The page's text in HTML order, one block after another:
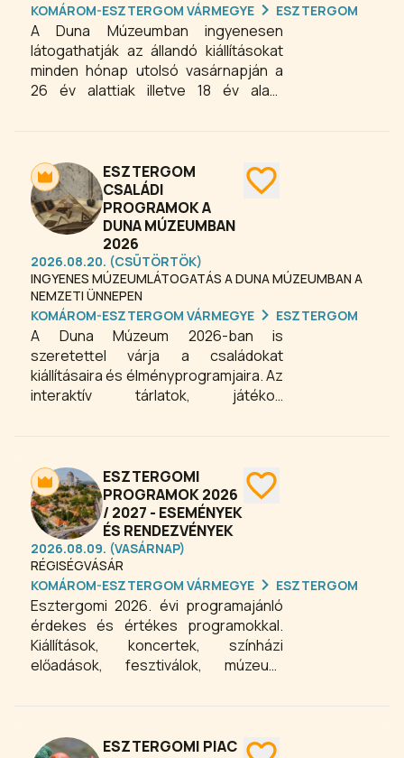
KOMÁROM-ESZTERGOM VÁRMEGYE
ESZTERGOM
A Duna Múzeumban ingyenesen
látogathatják az állandó kiállításokat
minden hónap utolsó vasárnapján a
26 év alattiak illetve 18 év alatti
hozzátartozóval (magyar és EGT
ünnepeken (március 15., augusztus
20., október 23.) a Duna Múzeumban
minden kiállítást ingyenesen
tekinthetnek meg a látogatók.
ESZTERGOM
CSALÁDI
PROGRAMOK A
DUNA MÚZEUMBAN
2026
2026.08.20. (CSÜTÖRTÖK)
INGYENES MÚZEUMLÁTOGATÁS A DUNA MÚZEUMBAN A
NEMZETI ÜNNEPEN
KOMÁROM-ESZTERGOM VÁRMEGYE
ESZTERGOM
A Duna Múzeum 2026-ban is
szeretettel várja a családokat
kiállításaira és élményprogramjaira. Az
interaktív tárlatok, játékos
tematikus rendezvények izgalmas
természet világát. A programok
minden korosztálynak tartalmas
kikapcsolódást kínálnak.
ESZTERGOMI
PROGRAMOK 2026
/ 2027 - ESEMÉNYEK
ÉS RENDEZVÉNYEK
2026.08.09. (VASÁRNAP)
RÉGISÉGVÁSÁR
KOMÁROM-ESZTERGOM VÁRMEGYE
ESZTERGOM
Esztergomi 2026. évi programajánló
érdekes és értékes programokkal.
Kiállítások, koncertek, színházi
előadások, fesztiválok, múzeumi
rendezvények, sportesemények és
és fakultatív programlehetőség várja
ESZTERGOMI PIAC